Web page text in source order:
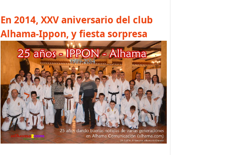
En 2014, XXV aniversario del club
Alhama-Ippon, y fiesta sorpresa